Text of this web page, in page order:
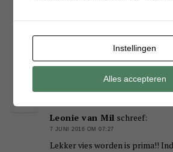
Batboyschreef:
7 JUNI 2016 OM 09:52
Precies, zo is het!
Beantwoorden
Leonie van Mil schreef:
7 JUNI 2016 OM 07:27
Lekker vies worden is prima!!
Instellingen
Alles accepteren